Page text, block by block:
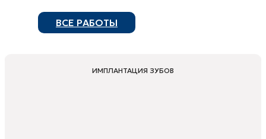
ВСЕ РАБОТЫ
ИМПЛАНТАЦИЯ ЗУБОВ